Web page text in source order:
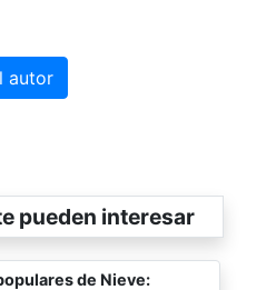
autor
pueden interesar
de Nieve: